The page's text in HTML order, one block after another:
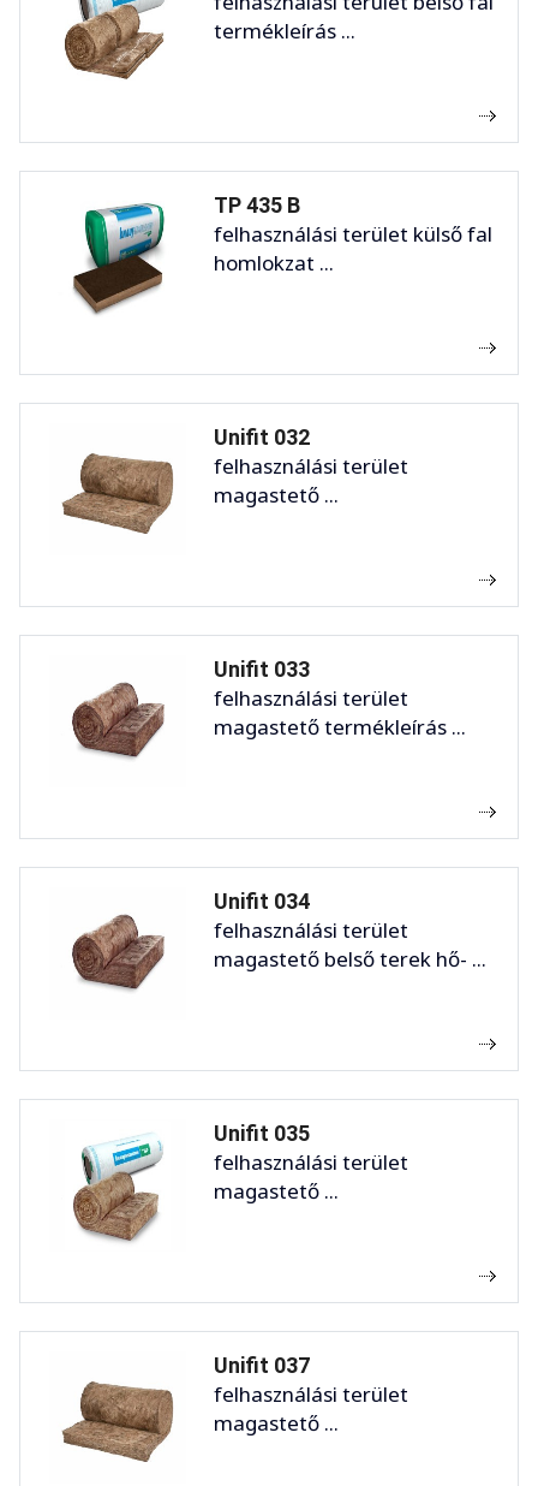
termékleírás ...
TP 435 B
felhasználási terület külső fal
homlokzat ...
Unifit 032
felhasználási terület
magastető ...
Unifit 033
felhasználási terület
magastető termékleírás ...
Unifit 034
felhasználási terület
magastető belső terek hő- ...
Unifit 035
felhasználási terület
magastető ...
Unifit 037
felhasználási terület
magastető ...